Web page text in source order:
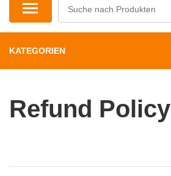
KATEGORIEN
Refund Policy